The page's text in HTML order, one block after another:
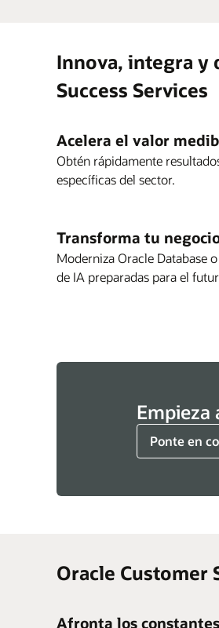
Innova, integra y
Success Services
Acelera el valor
Obtén rápidamente
específicas del sector.
Transforma tu
Moderniza Oracle Database
de IA preparadas para el
Empieza
Ponte en
Oracle Customer
Afronta los